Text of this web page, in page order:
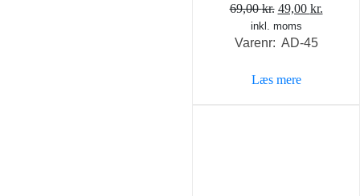
69,00kr. Den
oprindelige
pris
69,00 kr..
49,00 kr.Den
inkl. moms
Varenr: AD-45
Læs mere